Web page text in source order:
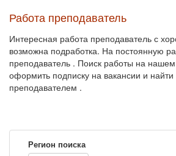
Работа преподаватель
Интересная работа преподаватель с
возможна подработка. На постоянную
преподаватель . Поиск работы на нашем
оформить подписку на вакансии и найти
преподавателем .
Регион поиска